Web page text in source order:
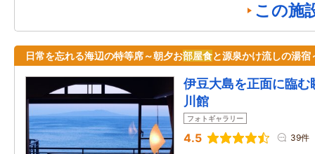
この施
日常を忘れる海辺の特等席～朝夕お部屋食と源泉かけ流しの湯宿
伊豆大島を正面に臨
川館
フォトギャラリー
4.5 39件